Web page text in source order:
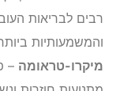
רבים לבריאות
והמשמעותיות
מיקרו-טראומה –